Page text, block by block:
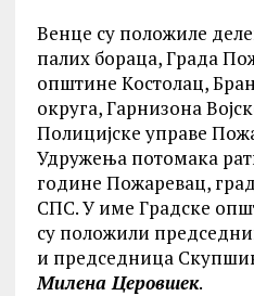
Венце су положиле
палих бораца, Града
општине Kостолац,
округа, Гарнизона
Полицијске управе
Удружења потомака
године Пожаревац,
СПС. У име Градске
су положили
и председница
Милена Церовшек.